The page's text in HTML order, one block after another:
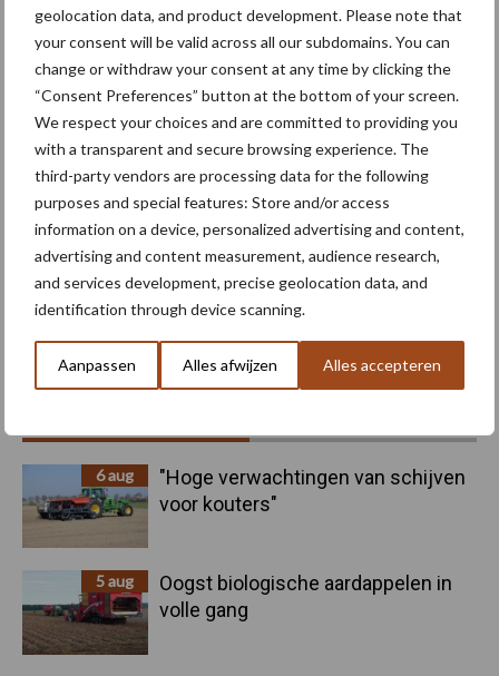
geolocation data, and product development. Please note that
your consent will be valid across all our subdomains. You can
change or withdraw your consent at any time by clicking the
“Consent Preferences” button at the bottom of your screen.
We respect your choices and are committed to providing you
with a transparent and secure browsing experience. The
third-party vendors are processing data for the following
purposes and special features: Store and/or access
information on a device, personalized advertising and content,
advertising and content measurement, audience research,
and services development, precise geolocation data, and
identification through device scanning.
Aanpassen Alles afwijzen Alles accepteren
Sidebar
6 aug
"Hoge verwachtingen van schijven
voor kouters"
5 aug
Oogst biologische aardappelen in
volle gang
Machines Duurzaamheid
Kunstmeststrooier Pootmachine
Toon meer